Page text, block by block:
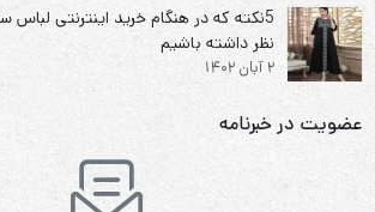
5نکته که در هنگام خرید اینترنتی لباس
نظر داشته باشیم
2 آبان 1402
عضویت در خبرنامه